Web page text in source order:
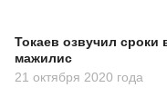
Токаев озвучил сроки
мажилис
21 октября 2020 года